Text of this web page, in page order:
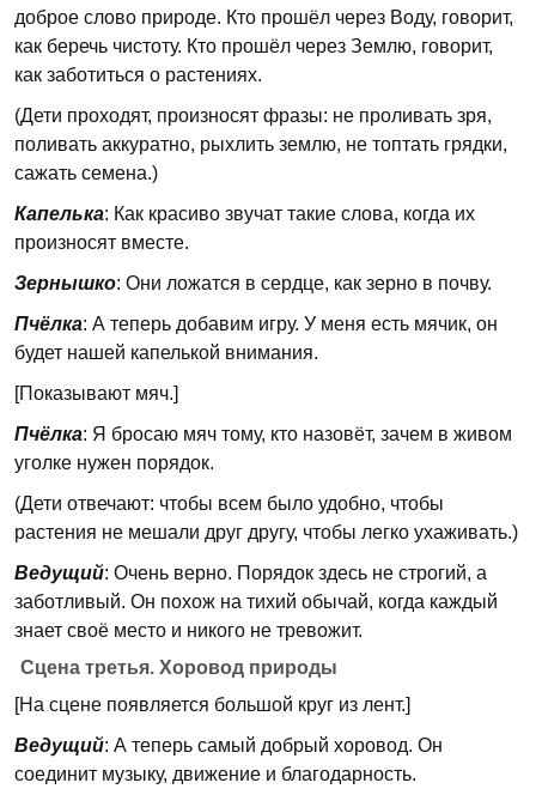
доброе слово природе. Кто прошёл через Воду, говорит,
как беречь чистоту. Кто прошёл через Землю, говорит,
как заботиться о растениях.
(Дети проходят, произносят фразы: не проливать зря,
поливать аккуратно, рыхлить землю, не топтать грядки,
сажать семена.)
Капелька: Как красиво звучат такие слова, когда их
произносят вместе.
Зернышко: Они ложатся в сердце, как зерно в почву.
Пчёлка: А теперь добавим игру. У меня есть мячик, он
будет нашей капелькой внимания.
[Показывают мяч.]
Пчёлка: Я бросаю мяч тому, кто назовёт, зачем в живом
уголке нужен порядок.
(Дети отвечают: чтобы всем было удобно, чтобы
растения не мешали друг другу, чтобы легко ухаживать.)
Ведущий: Очень верно. Порядок здесь не строгий, а
заботливый. Он похож на тихий обычай, когда каждый
знает своё место и никого не тревожит.
Сцена третья. Хоровод природы
[На сцене появляется большой круг из лент.]
Ведущий: А теперь самый добрый хоровод. Он
соединит музыку, движение и благодарность.